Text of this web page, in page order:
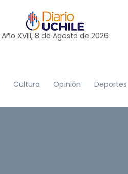
Año XVIII, 8 de Agosto de 2026
Cultura Opinión Deportes